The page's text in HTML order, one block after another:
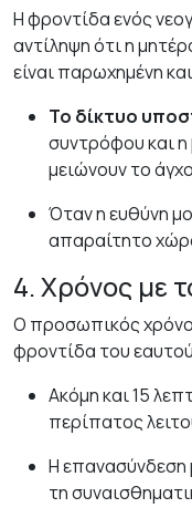
Η φροντίδα ενός
αντίληψη ότι η
είναι παρωχημένη
Το δίκτυο
συντρόφου και η
μειώνουν το
Όταν η ευθύνη
απαραίτητο
4. Χρόνος με
Ο προσωπικός
φροντίδα του εαυτού
Ακόμη και 15
περίπατος
Η επανασύνδεση
τη